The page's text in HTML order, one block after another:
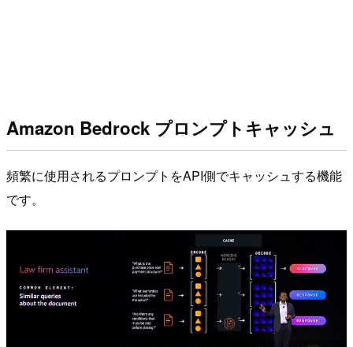
Amazon Bedrock プロンプトキャッシュ
頻繁に使用されるプロンプトをAPI側でキャッシュする機能
です。